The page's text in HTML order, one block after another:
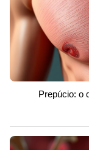
Prepúcio: o